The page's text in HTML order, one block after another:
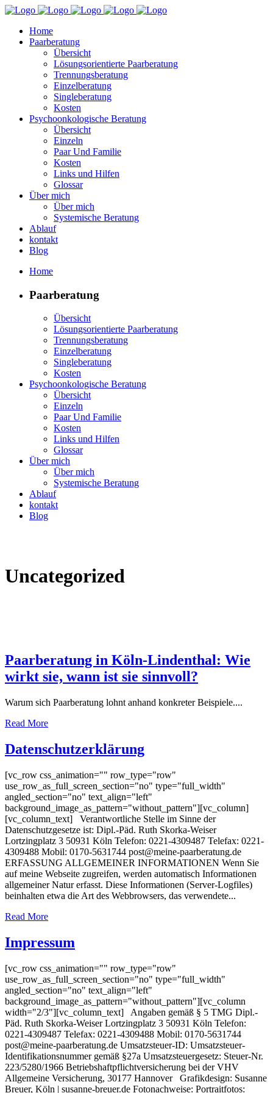
Home
Paar­be­ra­tung
Über­sicht
Lösungs­ori­en­tier­te Paarberatung
Tren­nungs­be­ra­tung
Ein­zel­be­ra­tung
Sin­g­le­be­ra­tung
Kos­ten
Psy­cho­on­ko­lo­gi­sche Beratung
Über­sicht
Ein­zeln
Paar Und Familie
Kos­ten
Links und Hilfen
Glos­sar
Über mich
Über mich
Sys­te­mi­sche Beratung
Ablauf
kon­takt
Blog
Home
Paar­be­ra­tung
Über­sicht
Lösungs­ori­en­tier­te Paarberatung
Tren­nungs­be­ra­tung
Ein­zel­be­ra­tung
Sin­g­le­be­ra­tung
Kos­ten
Psy­cho­on­ko­lo­gi­sche Beratung
Über­sicht
Ein­zeln
Paar Und Familie
Kos­ten
Links und Hilfen
Glos­sar
Über mich
Über mich
Sys­te­mi­sche Beratung
Ablauf
kon­takt
Blog
Uncategorized
Paar­be­ra­tung in Köln-Lin­den­thal: Wie
wirkt sie, wann ist sie sinnvoll?
Warum sich Paarberatung lohnt anhand konkreter Beispiele....
Read More
Daten­schutz­er­klä­rung
[vc_row css_animation="" row_type="row"
use_row_as_full_screen_section="no" type="full_width"
angled_section="no" text_align="left"
background_image_as_pattern="without_pattern"][vc_column]
[vc_column_text] Verantwortliche Stelle im Sinne der
Datenschutzgesetze ist: Dipl.-Päd. Ruth Skorka-Weiser
Lortzingplatz 3 50931 Köln Telefon: 0221-4309487 Telefax: 0221-
4309488 Mobil: 0170-5631744 post@meine-paarberatung.de
ERFASSUNG ALLGEMEINER INFORMATIONEN Wenn Sie
auf meine Webseite zugreifen, werden automatisch Informationen
allgemeiner Natur erfasst. Diese Informationen (Server-Logfiles)
beinhalten etwa die Art des Webbrowsers, das verwendete...
Read More
Impres­sum
[vc_row css_animation="" row_type="row"
use_row_as_full_screen_section="no" type="full_width"
angled_section="no" text_align="left"
background_image_as_pattern="without_pattern"][vc_column
width="2/3"][vc_column_text] Angaben gemäß § 5 TMG Dipl.-
Päd. Ruth Skorka-Weiser Lortzingplatz 3 50931 Köln Telefon:
0221-4309487 Telefax: 0221-4309488 Mobil: 0170-5631744
post@meine-paarberatung.de Umsatzsteuer-ID: Umsatzsteuer-
Identifikationsnummer gemäß §27a Umsatzsteuergesetz: Steuer-Nr.
223/5280/1966 Betriebshaftpflichtversicherung bei der VHV
Allgemeine Versicherung, 30177 Hannover Grafikdesign: Susanne
Breuer, Köln | susanne-breuer.de Fotonachweise: Portraitfotos: